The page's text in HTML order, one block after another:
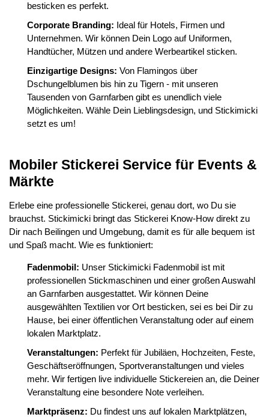
besticken es perfekt.
Corporate Branding: Ideal für Hotels, Firmen und
Unternehmen. Wir können Dein Logo auf Uniformen,
Handtücher, Mützen und andere Werbeartikel sticken.
Einzigartige Designs: Von Flamingos über
Dschungelblumen bis hin zu Tigern - mit unseren
Tausenden von Garnfarben gibt es unendlich viele
Möglichkeiten. Wähle Dein Lieblingsdesign, und Stickimicki
setzt es um!
Mobiler Stickerei Service für Events &
Märkte
Erlebe eine professionelle Stickerei, genau dort, wo Du sie
brauchst. Stickimicki bringt das Stickerei Know-How direkt zu
Dir nach Beilingen und Umgebung, damit es für alle bequem ist
und Spaß macht. Wie es funktioniert:
Fadenmobil: Unser Stickimicki Fadenmobil ist mit
professionellen Stickmaschinen und einer großen Auswahl
an Garnfarben ausgestattet. Wir können Deine
ausgewählten Textilien vor Ort besticken, sei es bei Dir zu
Hause, bei einer öffentlichen Veranstaltung oder auf einem
lokalen Marktplatz.
Veranstaltungen: Perfekt für Jubiläen, Hochzeiten, Feste,
Geschäftseröffnungen, Sportveranstaltungen und vieles
mehr. Wir fertigen live individuelle Stickereien an, die Deiner
Veranstaltung eine besondere Note verleihen.
Marktpräsenz: Du findest uns auf lokalen Marktplätzen,